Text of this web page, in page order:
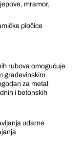
mramor,
pločice
rubova omogućuje
građevinskim
za metal
i betonskih
udarne